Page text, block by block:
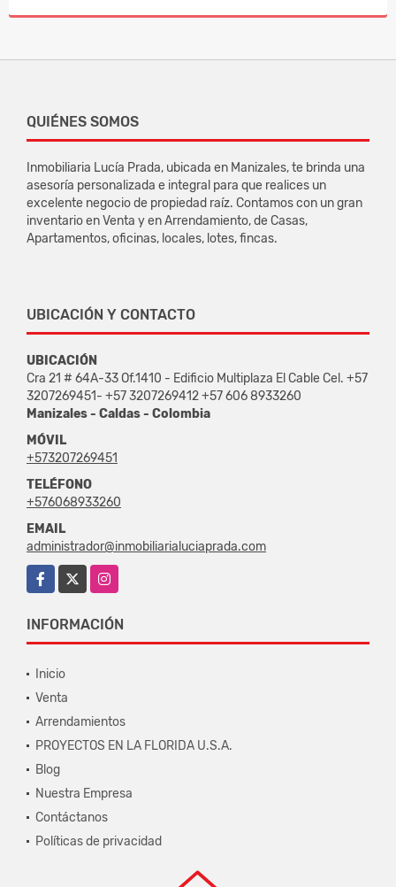
QUIÉNES SOMOS
Inmobiliaria Lucía Prada, ubicada en Manizales, te brinda una
asesoría personalizada e integral para que realices un
excelente negocio de propiedad raíz. Contamos con un gran
inventario en Venta y en Arrendamiento, de Casas,
Apartamentos, oficinas, locales, lotes, fincas.
UBICACIÓN Y CONTACTO
UBICACIÓN
Cra 21 # 64A-33 Of.1410 - Edificio Multiplaza El Cable Cel. +57
3207269451- +57 3207269412 +57 606 8933260
Manizales - Caldas - Colombia
MÓVIL
+573207269451
TELÉFONO
+576068933260
EMAIL
administrador@inmobiliarialuciaprada.com
Facebook
Instagram
INFORMACIÓN
Inicio
Venta
Arrendamientos
PROYECTOS EN LA FLORIDA U.S.A.
Blog
Nuestra Empresa
Contáctanos
Políticas de privacidad